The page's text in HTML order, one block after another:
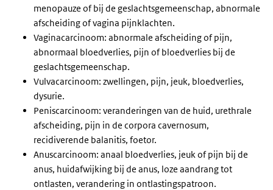
menopauze of bij de geslachtsgemeenschap, abnormale
afscheiding of vagina pijnklachten.
Vaginacarcinoom: abnormale afscheiding of pijn,
abnormaal bloedverlies, pijn of bloedverlies bij de
geslachtsgemeenschap.
Vulvacarcinoom: zwellingen, pijn, jeuk, bloedverlies,
dysurie.
Peniscarcinoom: veranderingen van de huid, urethrale
afscheiding, pijn in de corpora cavernosum,
recidiverende balanitis, foetor.
Anuscarcinoom: anaal bloedverlies, jeuk of pijn bij de
anus, huidafwijking bij de anus, loze aandrang tot
ontlasten, verandering in ontlastingspatroon.